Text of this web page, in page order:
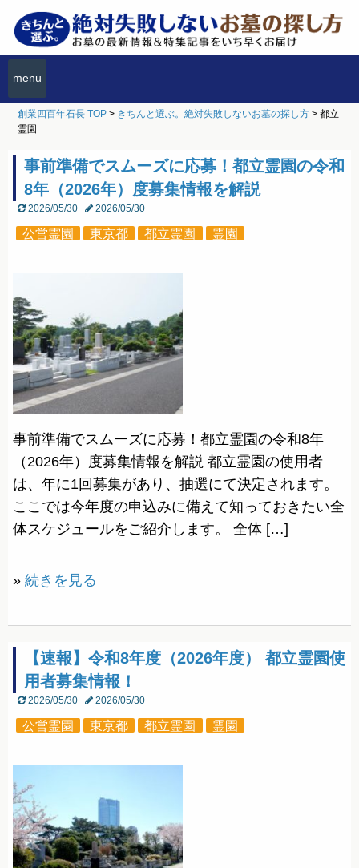
menu
創業四百年石長 TOP > きちんと選ぶ。絶対失敗しないお墓の探し方 >都立
霊園
事前準備でスムーズに応募！都立霊園の令和
8年（2026年）度募集情報を解説
2026/05/30 2026/05/30
公営霊園 東京都 都立霊園 霊園
事前準備でスムーズに応募！都立霊園の令和8年
（2026年）度募集情報を解説 都立霊園の使用者
は、年に1回募集があり、抽選にて決定されます。
ここでは今年度の申込みに備えて知っておきたい全
体スケジュールをご紹介します。 全体 […]
» 続きを見る
【速報】令和8年度（2026年度） 都立霊園使
用者募集情報！
2026/05/30 2026/05/30
公営霊園 東京都 都立霊園 霊園